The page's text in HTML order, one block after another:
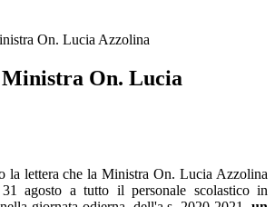
On. Lucia Azzolina
On. Lucia
la lettera che la Ministra On. Lucia Azzolina
agosto a tutto il personale scolastico in